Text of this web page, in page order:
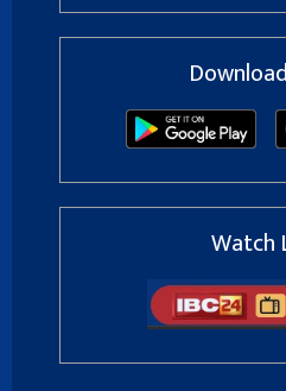
Watch